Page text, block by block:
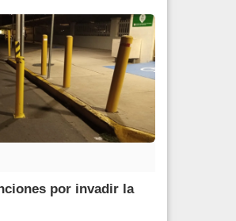
por invadir la